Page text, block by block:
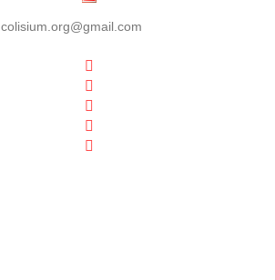
colisium.org@gmail.com